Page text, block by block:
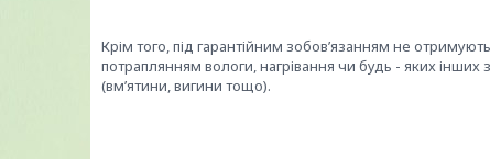
Крім того, під гарантійним зобов’язанням не
потраплянням вологи, нагрівання чи будь - яких інших
(вм’ятини, вигини тощо).